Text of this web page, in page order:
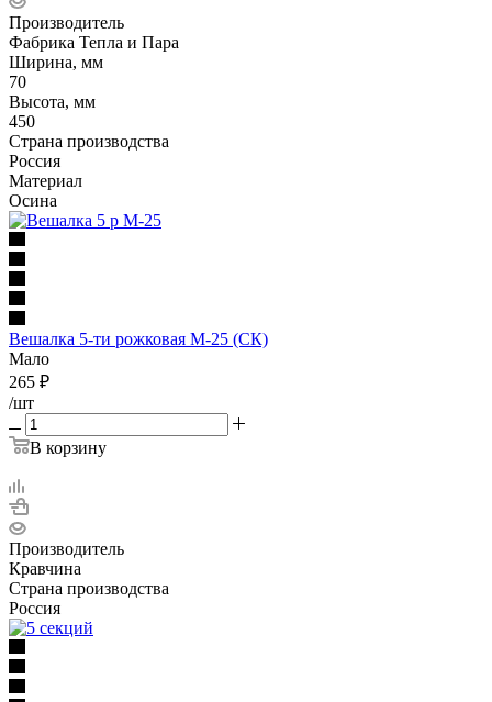
Производитель
Фабрика Тепла и Пара
Ширина, мм
70
Высота, мм
450
Страна производства
Россия
Материал
Осина
Вешалка 5-ти рожковая М-25 (СК)
Мало
265 ₽
/шт
В корзину
Производитель
Кравчина
Страна производства
Россия